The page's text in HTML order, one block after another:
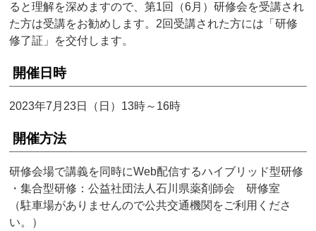
ると理解を深めますので、第1回（6月）研修会を受講され
た方は受講をお勧めします。2回受講された方には「研修
修了証」を交付します。
開催日時
2023年7月23日（日）13時～16時
開催方法
研修会場で講義を同時にWeb配信するハイブリッド型研修
・集合型研修：公益社団法人石川県薬剤師会 研修室
（駐車場がありませんので公共交通機関をご利用くださ
い。）